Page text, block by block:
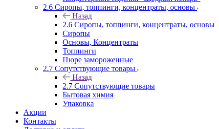
2.6 Сиропы, топпинги, концентраты, основы
Назад
2.6 Сиропы, топпинги, концентраты, основы
Сиропы
Основы, Концентраты
Топпинги
Пюре замороженные
2.7 Сопутствующие товары
Назад
2.7 Сопутствующие товары
Бытовая химия
Упаковка
Акции
Контакты